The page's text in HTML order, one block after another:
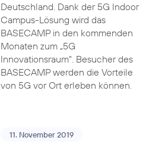
Deutschland. Dank der 5G Indoor
Campus-Lösung wird das
BASECAMP in den kommenden
Monaten zum „5G
Innovationsraum“. Besucher des
BASECAMP werden die Vorteile
von 5G vor Ort erleben können.
11. November 2019